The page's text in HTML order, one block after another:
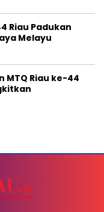
Riau Padukan
Melayu
MTQ Riau ke-44